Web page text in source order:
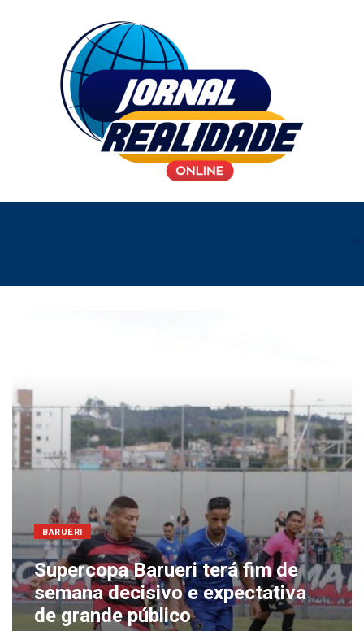
BARUERI
Supercopa Barueri terá fim de
semana decisivo e expectativa
de grande público